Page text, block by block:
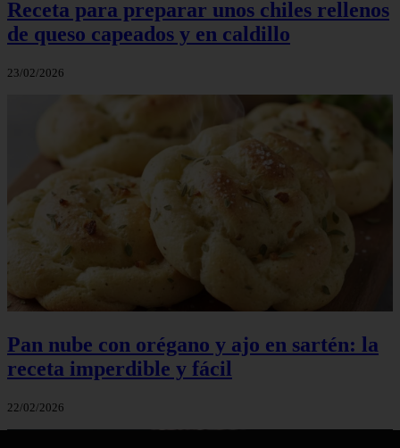
Receta para preparar unos chiles rellenos
de queso capeados y en caldillo
23/02/2026
Pan nube con orégano y ajo en sartén: la
receta imperdible y fácil
22/02/2026